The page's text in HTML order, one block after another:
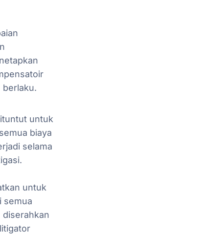
berlaku.
untuk
biaya
selama
untuk
semua
diserahkan
litigator